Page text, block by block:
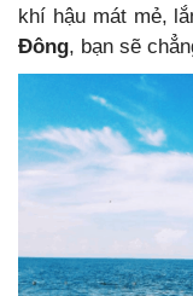
khí hậu mát mẻ,
Đông, bạn sẽ